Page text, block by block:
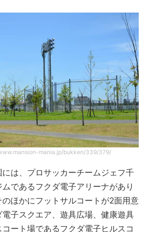
mania.jp/bukken/339/379/
は、プロサッカーチームジェフ千
であるフクダ電子アリーナがあり
のほかにフットサルコートが2面用意
子スクエア、遊具広場、健康遊具
ート場であるフクダ電子ヒルスコ